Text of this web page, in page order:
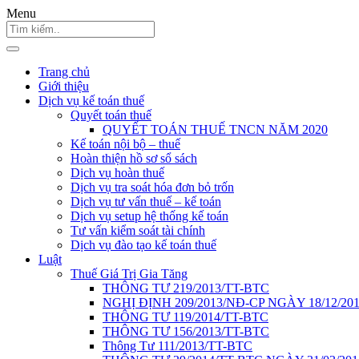
Menu
Trang chủ
Giới thiệu
Dịch vụ kế toán thuế
Quyết toán thuế
QUYẾT TOÁN THUẾ TNCN NĂM 2020
Kế toán nội bộ – thuế
Hoàn thiện hồ sơ sổ sách
Dịch vụ hoàn thuế
Dịch vụ tra soát hóa đơn bỏ trốn
Dịch vụ tư vấn thuế – kế toán
Dịch vụ setup hệ thống kế toán
Tư vấn kiểm soát tài chính
Dịch vụ đào tạo kế toán thuế
Luật
Thuế Giá Trị Gia Tăng
THÔNG TƯ 219/2013/TT-BTC
NGHỊ ĐỊNH 209/2013/NĐ-CP NGÀY 18/12/
THÔNG TƯ 119/2014/TT-BTC
THÔNG TƯ 156/2013/TT-BTC
Thông Tư 111/2013/TT-BTC